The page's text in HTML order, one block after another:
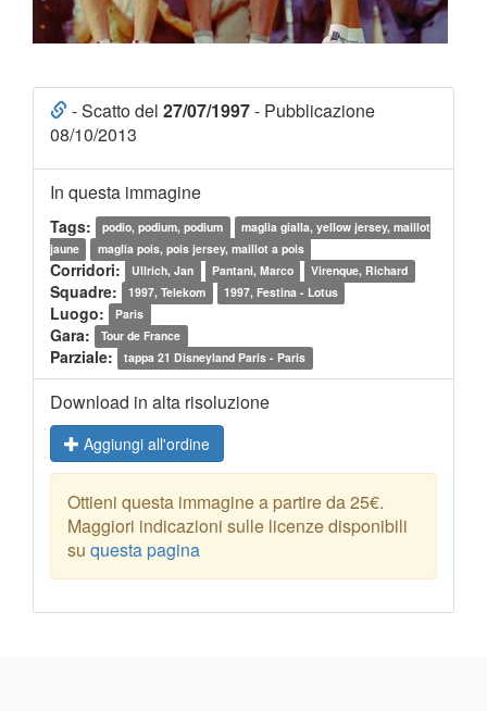
- Scatto del 27/07/1997- Pubblicazione
08/10/2013
In questa immagine
Tags: podio, podium, podium
maglia gialla, yellow jersey, maillot
jaune
maglia pois, pois jersey, maillot a pois
Corridori: Ullrich, Jan Pantani, Marco Virenque, Richard
Squadre: 1997, Telekom 1997, Festina - Lotus
Luogo: Paris
Gara: Tour de France
Parziale: tappa 21 Disneyland Paris - Paris
Download in alta risoluzione
Aggiungi all'ordine
Ottieni questa immagine a partire da 25€.
Maggiori indicazioni sulle licenze disponibili
su questa pagina